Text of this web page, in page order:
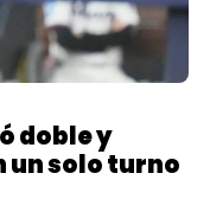
doble y
un solo turno